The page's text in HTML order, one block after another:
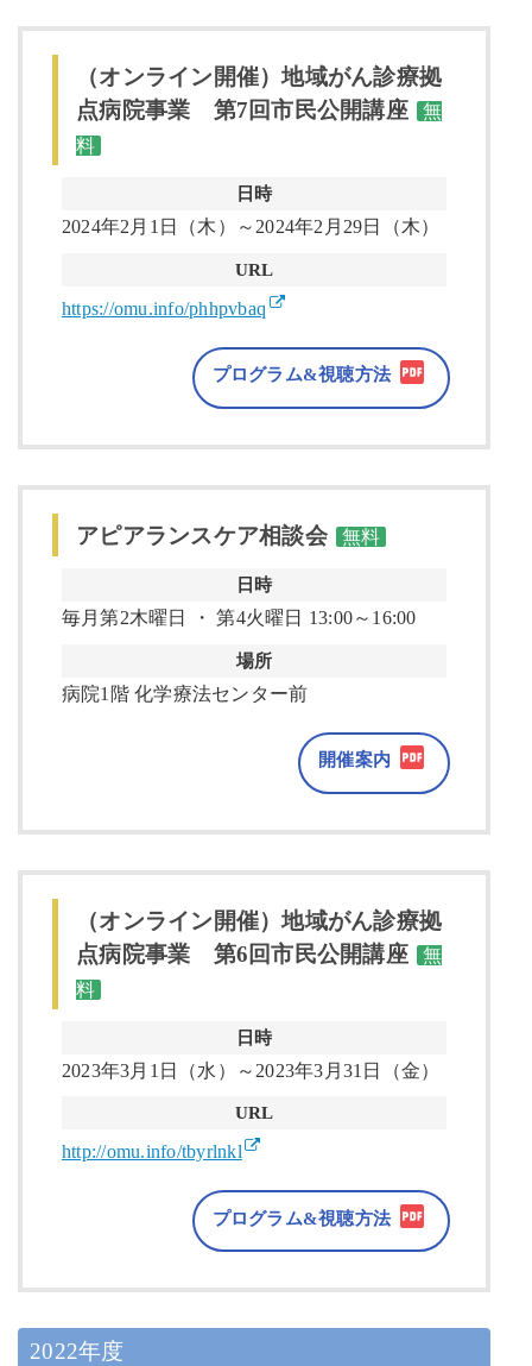
（オンライン開催）地域がん診療拠
点病院事業 第7回市民公開講座
無
料
日時
2024年2月1日（木）～2024年2月29日（木）
URL
https://omu.info/phhpvbaq
プログラム&視聴方法
アピアランスケア相談会 無料
日時
毎月第2木曜日 ・ 第4火曜日 13:00～16:00
場所
病院1階 化学療法センター前
開催案内
（オンライン開催）地域がん診療拠
点病院事業 第6回市民公開講座
無
料
日時
2023年3月1日（水）～2023年3月31日（金）
URL
http://omu.info/tbyrlnkl
プログラム&視聴方法
2022年度